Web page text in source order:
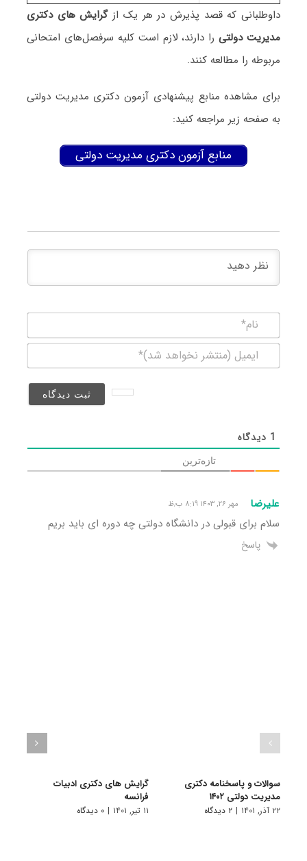
داوطلبانی که قصد پذیرش در هر یک از گرایش های دکتری
مدیریت دولتیرا دارند، لازم است کلیه سرفصل‌های امتحانی
مربوطه را مطالعه کنند.
برای مشاهده منابع پیشنهادی آزمون دکتری مدیریت دولتی
به صفحه زیر مراجعه کنید:
منابع آزمون دکتری مدیریت دولتی
(منتشر
1 دیدگاه
تازه‌ترین
علیرضا مهر ۲۶, ۱۴۰۳ ۸:۱۹ ب٫ظ
سلام برای قبولی در دانشگاه دولتی چه دوره ای باید بریم
پاسخ
سوالات و پاسخنامه دکتری
مدیریت دولتی ۱۴۰۲
۲۲ آذر, ۱۴۰۱ | ۲ دیدگاه
گرایش های دکتری ادبیات
فراﻧﺴﻪ
۱۱ تیر, ۱۴۰۱ | ۰ دیدگاه